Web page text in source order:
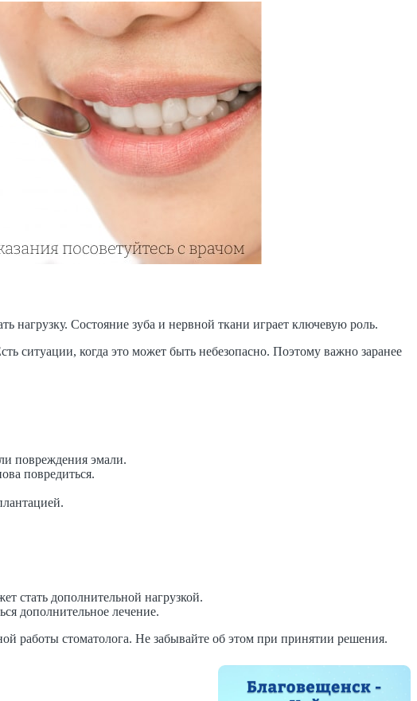
нагрузку. Состояние зуба и нервной ткани играет ключевую роль.
ситуации, когда это может быть небезопасно. Поэтому важно заранее
повреждения эмали.
повредиться.
стать дополнительной нагрузкой.
дополнительное лечение.
работы стоматолога. Не забывайте об этом при принятии решения.